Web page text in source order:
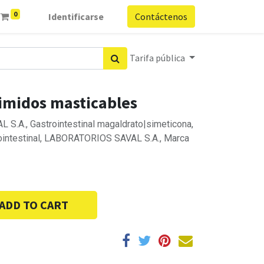
0 Identificarse Contáctenos
Tarifa pública
masticables
S.A., Gastrointestinal magaldrato|simeticona,
LABORATORIOS SAVAL S.A., Marca
TO CART